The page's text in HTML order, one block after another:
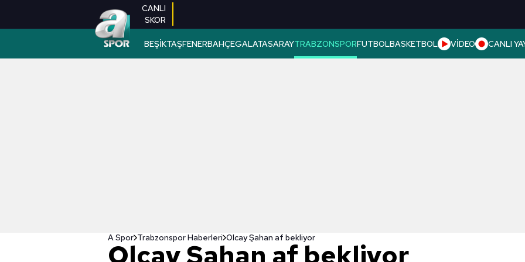
CANLI
SKOR
BEŞİKTAŞFENERBAHÇEGALATASARAYTRABZONSPORFUTBOLBASKETBOL VİDEO CANLI
A Spor Trabzonspor Haberleri Olcay Şahan af bekliyor
Olcay Şahan af bekliyor